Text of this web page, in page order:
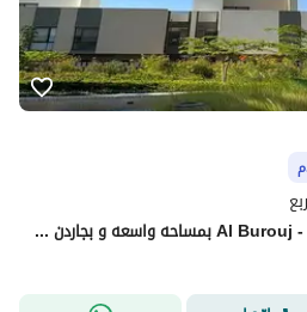
امتلك twin house فى البروج - Al Burouj بمساحه واسعه و بجاردن بالوكيشن مميز داخل الشروق